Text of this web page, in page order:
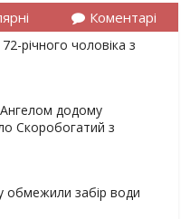
Коментарі
річного чоловіка з
додому
Скоробогатий з
обмежили забір води